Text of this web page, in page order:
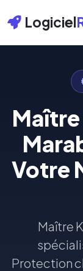
Logiciel
Votre
Maître
Protection